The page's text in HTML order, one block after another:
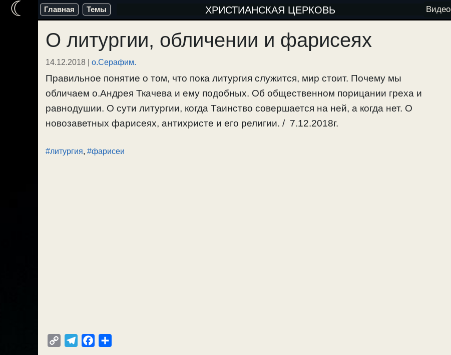
Перейти
содержимому
Главная Темы ХРИСТИАНСКАЯ ЦЕРКОВЬ Видео
О литургии, обличении и фарисеях
14.12.2018 | о.Серафим.
Правильное понятие о том, что пока литургия служится, мир стоит. Почему мы
обличаем о.Андрея Ткачева и ему подобных. Об общественном порицании греха и
равнодушии. О сути литургии, когда Таинство совершается на ней, а когда нет. О
новозаветных фарисеях, антихристе и его религии. / 7.12.2018г.
#литургия, #фарисеи
☾